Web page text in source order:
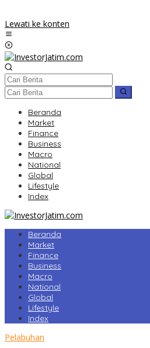
Lewati ke konten
Beranda
Market
Finance
Business
Macro
National
Global
Lifestyle
Index
Beranda
Market
Finance
Business
Macro
National
Global
Lifestyle
Index
Pelabuhan